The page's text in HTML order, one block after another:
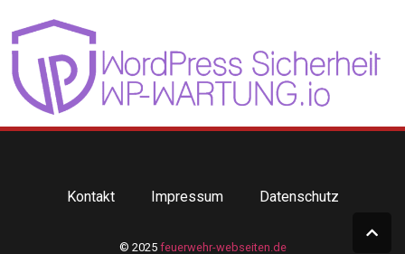
Kontakt Impressum Datenschutz
© 2025 feuerwehr-webseiten.de